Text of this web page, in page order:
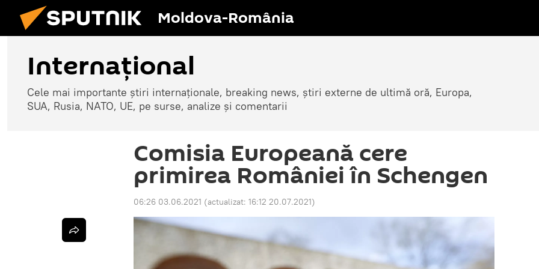
Moldova-România
Internaţional
Cele mai importante știri internaționale, breaking news, știri externe de ultimă oră, Europa,
SUA, Rusia, NATO, UE, pe surse, analize și comentarii
Comisia Europeană cere
primirea României în Schengen
06:26 03.06.2021 (actualizat: 16:12 20.07.2021)